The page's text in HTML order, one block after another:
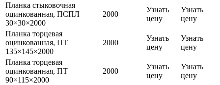
Планка стыковочная
оцинкованная, ПСПЛ
30×30×2000
2000
Узнать
цену
Узнать
цену
Планка торцевая
оцинкованная, ПТ
135×145×2000
2000
Узнать
цену
Узнать
цену
Планка торцевая
оцинкованная, ПТ
90×115×2000
2000
Узнать
цену
Узнать
цену